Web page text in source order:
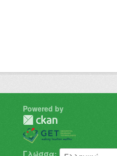
Powered by
Γλώσσα